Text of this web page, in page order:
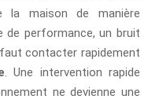
maison de manière
performance, un bruit
contacter rapidement
. Une intervention rapide
ne devienne une